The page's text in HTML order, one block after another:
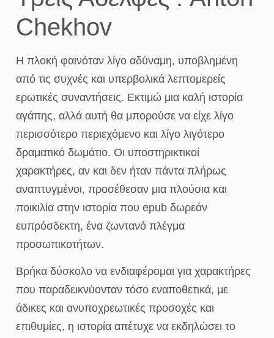
Chekhov
Η πλοκή φαινόταν λίγο αδύναμη, υποβλημένη
από τις συχνές και υπερβολικά λεπτομερείς
ερωτικές συναντήσεις. Εκτιμώ μια καλή ιστορία
αγάπης, αλλά αυτή θα μπορούσε να είχε λίγο
περισσότερο περιεχόμενο και λίγο λιγότερο
δραματικό δωμάτιο. Οι υποστηρικτικοί
χαρακτήρες, αν και δεν ήταν πάντα πλήρως
αναπτυγμένοι, προσέθεσαν μια πλούσια και
ποικιλία στην ιστορία που epub δωρεάν
ευπρόσδεκτη, ένα ζωντανό πλέγμα
προσωπικοτήτων.
Βρήκα δύσκολο να ενδιαφέρομαι για χαρακτήρες
που παραδεικνύονταν τόσο εναποθετικά, με
άδικες και ανυποχρεωτικές προσοχές και
επιθυμίες, η ιστορία απέτυχε να εκδηλώσει το